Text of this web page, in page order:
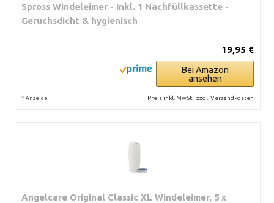
Spross Windeleimer - Inkl. 1 Nachfüllkassette -
Geruchsdicht & hygienisch
19,95 €
Bei Amazon
ansehen
* Anzeige Preis inkl. MwSt., zzgl. Versandkosten
Angelcare Original Classic XL Windeleimer, 5 x